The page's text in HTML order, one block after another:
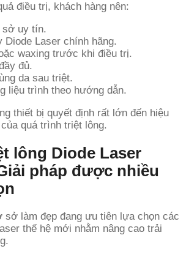
điều trị, khách hàng nên:
sở uy tín.
Diode Laser chính hãng.
waxing trước khi điều trị.
đủ.
da sau triệt.
liệu trình theo hướng dẫn.
thiết bị quyết định rất lớn đến hiệu
quá trình triệt lông.
lông Diode Laser
pháp được nhiều
sở làm đẹp đang ưu tiên lựa chọn các
thế hệ mới nhằm nâng cao trải